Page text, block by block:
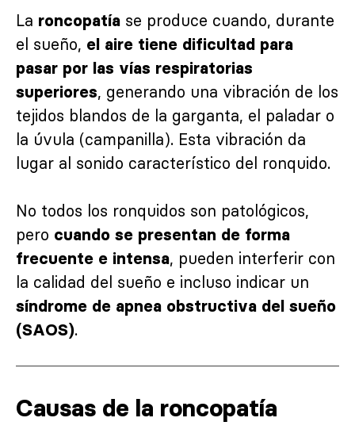
La roncopatía se produce cuando, durante
el sueño, el aire tiene dificultad para
pasar por las vías respiratorias
superiores, generando una vibración de los
tejidos blandos de la garganta, el paladar o
la úvula (campanilla). Esta vibración da
lugar al sonido característico del ronquido.
No todos los ronquidos son patológicos,
pero cuando se presentan de forma
frecuente e intensa, pueden interferir con
la calidad del sueño e incluso indicar un
síndrome de apnea obstructiva del sueño
(SAOS).
Causas de la roncopatía